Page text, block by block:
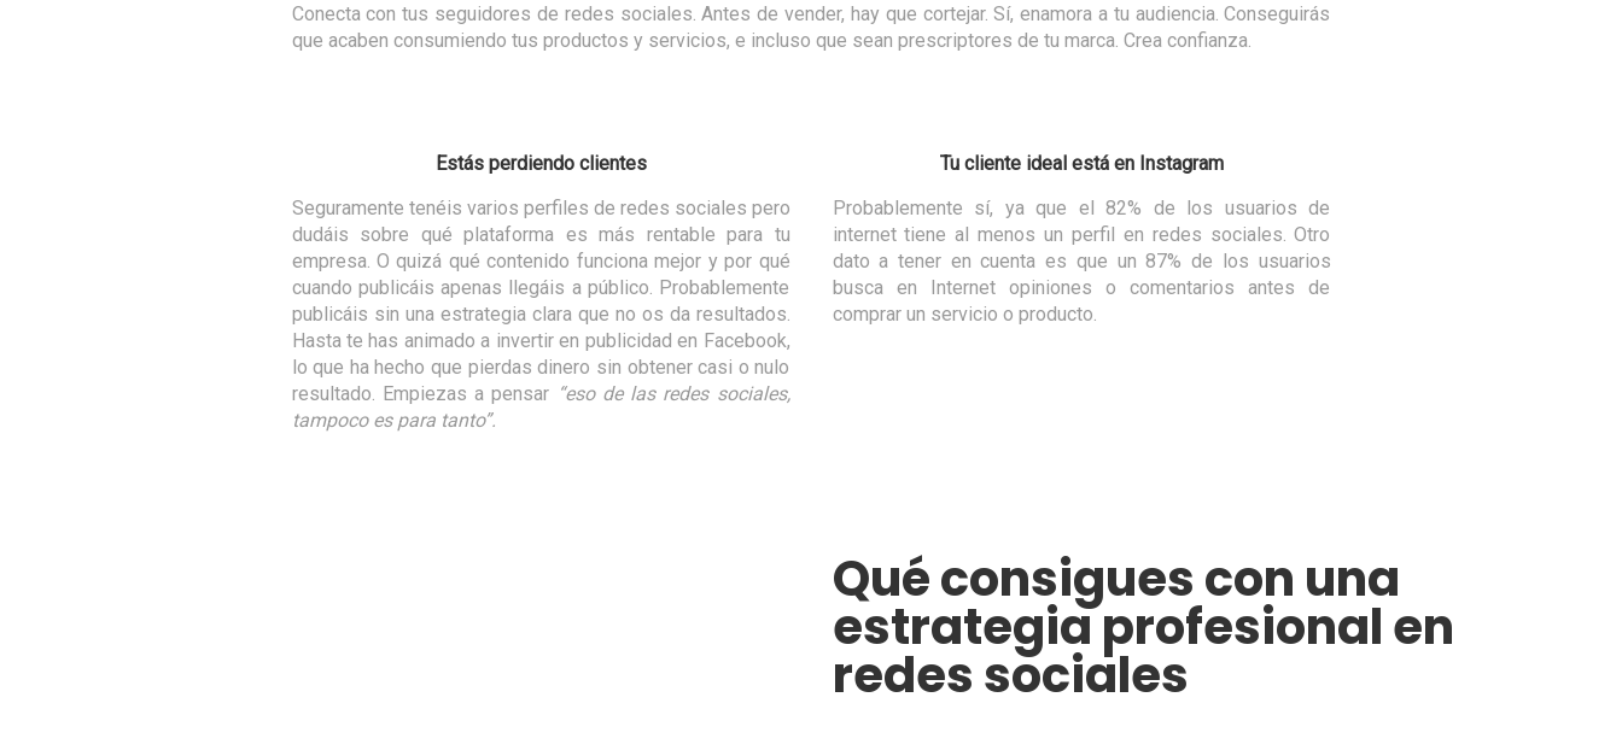
Conecta con tus seguidores de redes sociales. Antes de vender, hay que cortejar. Sí, enamora a tu audiencia. Conseguirás
que acaben consumiendo tus productos y servicios, e incluso que sean prescriptores de tu marca. Crea confianza.
Estás perdiendo clientes
Seguramente tenéis varios perfiles de redes sociales pero
dudáis sobre qué plataforma es más rentable para tu
empresa. O quizá qué contenido funciona mejor y por qué
cuando publicáis apenas llegáis a público. Probablemente
publicáis sin una estrategia clara que no os da resultados.
Hasta te has animado a invertir en publicidad en Facebook,
lo que ha hecho que pierdas dinero sin obtener casi o nulo
resultado. Empiezas a pensar “eso de las redes sociales,
tampoco es para tanto”.
Tu cliente ideal está en Instagram
Probablemente sí, ya que el 82% de los usuarios de
internet tiene al menos un perfil en redes sociales. Otro
dato a tener en cuenta es que un 87% de los usuarios
busca en Internet opiniones o comentarios antes de
comprar un servicio o producto.
Qué consigues con una
estrategia profesional en
redes sociales